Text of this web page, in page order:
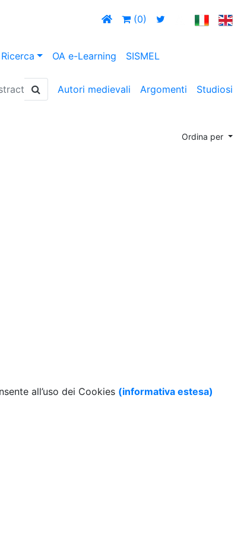
(0)
OA e-Learning SISMEL
Autori medievali Argomenti Studiosi
Ordina per
all’uso dei Cookies (informativa estesa)